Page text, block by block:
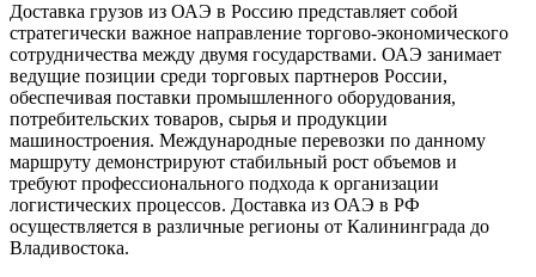
Доставка грузов из ОАЭ в Россию представляет собой
стратегически важное направление торгово-экономического
сотрудничества между двумя государствами. ОАЭ занимает
ведущие позиции среди торговых партнеров России,
обеспечивая поставки промышленного оборудования,
потребительских товаров, сырья и продукции
машиностроения. Международные перевозки по данному
маршруту демонстрируют стабильный рост объемов и
требуют профессионального подхода к организации
логистических процессов. Доставка из ОАЭ в РФ
осуществляется в различные регионы от Калининграда до
Владивостока.